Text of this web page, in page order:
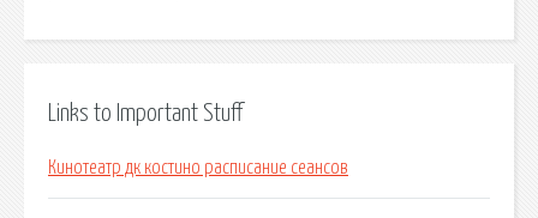
Links to Important Stuff
Кинотеатр дк костино расписание сеансов